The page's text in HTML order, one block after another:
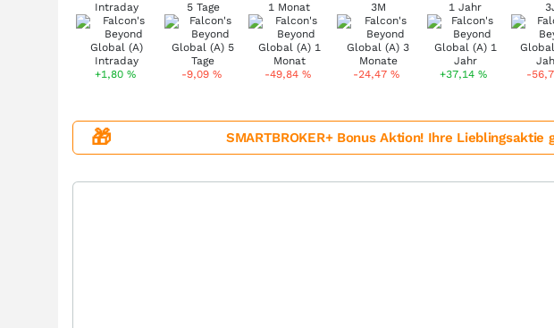
Intraday
+1,80 %
5 Tage
-9,09 %
1 Monat
-49,84 %
3M
-24,47%
1 Jahr
+37,14% -
🎁 SMARTBROKER+ Bonus Aktion! Ihre Lieblingsaktie